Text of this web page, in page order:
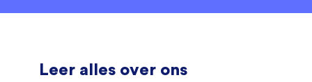
Leer alles over ons